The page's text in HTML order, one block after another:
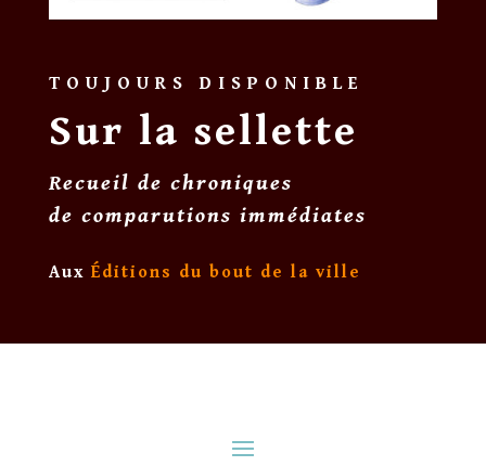
TOUJOURS DISPONIBLE
Sur la sellette
Recueil de chroniques
de comparutions immédiates
Aux Éditions du bout de la ville